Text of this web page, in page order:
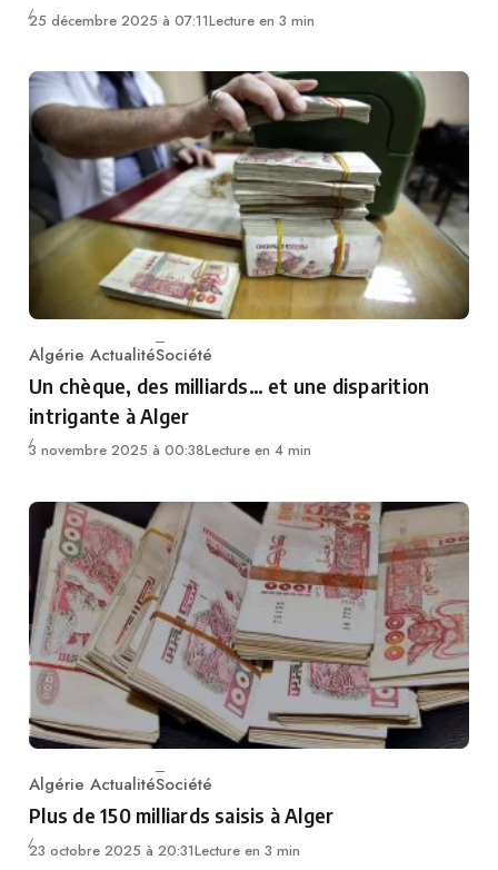
25 décembre 2025 à 07:11Lecture en 3 min
Category
Algérie ActualitéSociété
Un chèque, des milliards… et une disparition
intrigante à Alger
3 novembre 2025 à 00:38Lecture en 4 min
Category
Algérie ActualitéSociété
Plus de 150 milliards saisis à Alger
23 octobre 2025 à 20:31Lecture en 3 min